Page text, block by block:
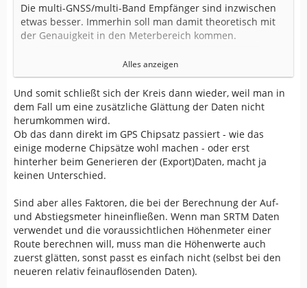
Die multi-GNSS/multi-Band Empfänger sind inzwischen
etwas besser. Immerhin soll man damit theoretisch mit
der Genauigkeit in den Meterbereich kommen.
Ich bin da inzwischen aber eher pessimistisch. Die
Genauigkeit von GPS Empfängern hängt immer von der
Satellitenkonstellation ab. Und leider auch von der
Empfindlichkeit. Und in diesem Fall bedeutet ein
empfindlicher Empfänger leider nicht bessere
Genauigkeit. Im Gegenteil die Empfindlichkeit ist
kontraproduktiv.
Ich hab hier auf dem Schreibtisch kommerzielle
Zentimeterbereich (auch Höhe) machen kann. Klar, der
Schlüssel dazu heißt in erster Linie RTK. Aber eben auch
die Empfindlichkeit. Diese Empfänger empfangen nichts
auf meinem Schreibtisch, während mein Garmin fröhlich
eine Position hat (die wie blöde zappelt). Die empfangen
noch nicht mal auf meinem Fensterbrett etwas. Aber
Alles anzeigen
Und somit schließt sich der Kreis dann wieder, weil man in
dem Fall um eine zusätzliche Glättung der Daten nicht
herumkommen wird.
Ob das dann direkt im GPS Chipsatz passiert - wie das
einige moderne Chipsätze wohl machen - oder erst
hinterher beim Generieren der (Export)Daten, macht ja
keinen Unterschied.
Sind aber alles Faktoren, die bei der Berechnung der Auf-
und Abstiegsmeter hineinfließen. Wenn man SRTM Daten
verwendet und die voraussichtlichen Höhenmeter einer
Route berechnen will, muss man die Höhenwerte auch
zuerst glätten, sonst passt es einfach nicht (selbst bei den
neueren relativ feinauflösenden Daten).